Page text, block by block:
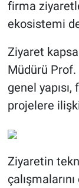
firma
ekosistemi
Ziyaret
Müdürü Prof.
genel
projelere
Ziyaretin